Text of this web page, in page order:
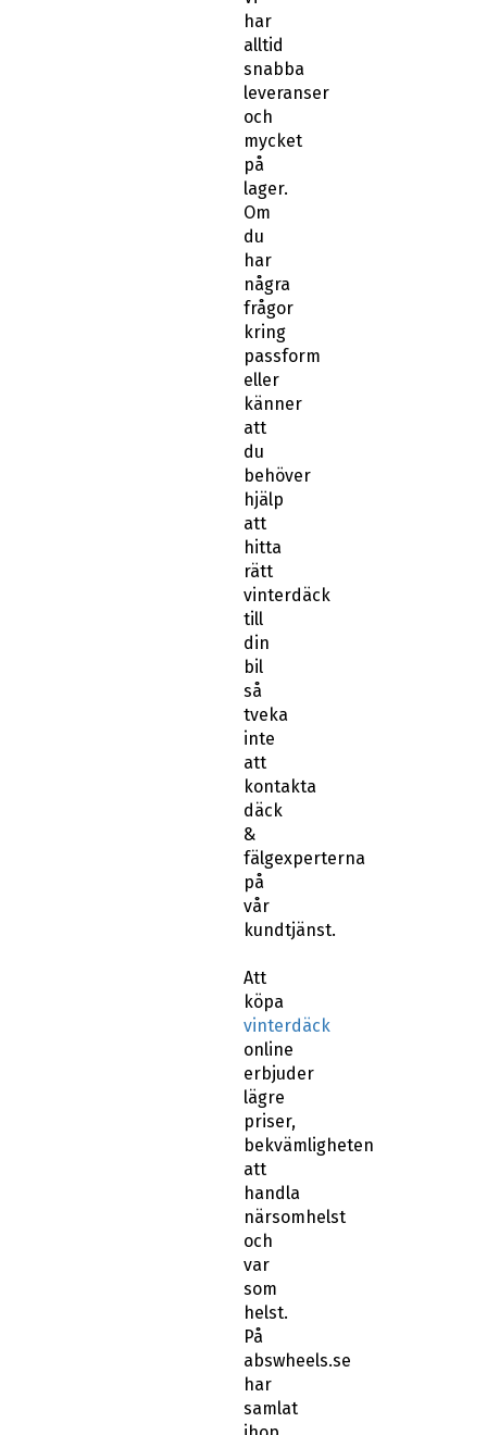
alltid
snabba
leveranser
och
mycket
lager.
Om
du
har
några
frågor
kring
passform
eller
känner
att
du
behöver
hjälp
att
hitta
rätt
vinterdäck
till
din
bil
så
tveka
inte
att
kontakta
däck
&
fälgexperterna
på
vår
kundtjänst.
köpa
vinterdäck
online
erbjuder
lägre
priser,
bekvämligheten
att
handla
närsomhelst
och
var
På
abswheels.se
har
samlat
ihop
de